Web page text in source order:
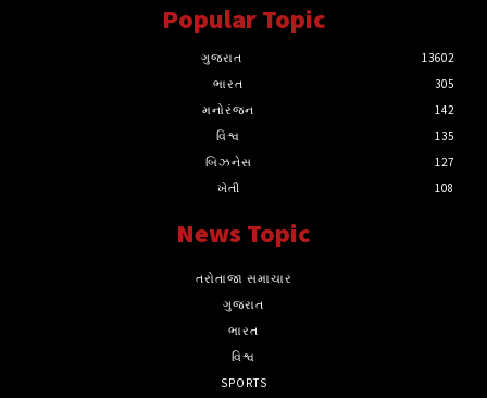
Popular Topic
ગુજરાત
13602
ભારત
305
મનોરંજન
142
વિશ્વ
135
બિઝનેસ
127
ખેતી
108
News Topic
તરોતાજા સમાચાર
ગુજરાત
ભારત
વિશ્વ
SPORTS